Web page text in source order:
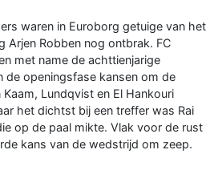
waren in Euroborg getuige van het
Arjen Robben nog ontbrak. FC
met name de achttienjarige
de openingsfase kansen om de
Lundqvist en El Hankouri
het dichtst bij een treffer was Rai
op de paal mikte. Vlak voor de rust
kans van de wedstrijd om zeep.